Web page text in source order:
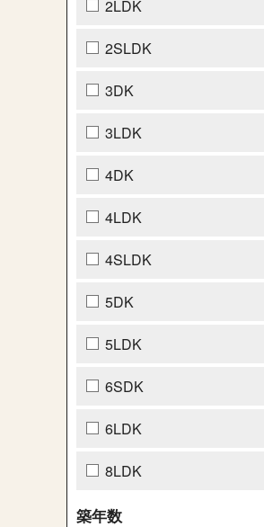
2LDK
2SLDK
3DK
3LDK
4DK
4LDK
4SLDK
5DK
5LDK
6SDK
6LDK
8LDK
築年数